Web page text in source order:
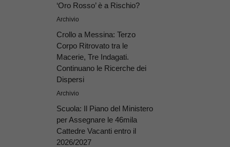
‘Oro Rosso’ è a Rischio?
Archivio
Crollo a Messina: Terzo
Corpo Ritrovato tra le
Macerie, Tre Indagati.
Continuano le Ricerche dei
Dispersi
Archivio
Scuola: Il Piano del Ministero
per Assegnare le 46mila
Cattedre Vacanti entro il
2026/2027